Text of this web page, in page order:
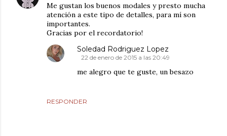
Me gustan los buenos modales y presto mucha
atención a este tipo de detalles, para mí son
importantes.
Gracias por el recordatorio!
RESPONDER
Soledad Rodriguez Lopez
22 de enero de 2015 a las 20:49
me alegro que te guste, un besazo